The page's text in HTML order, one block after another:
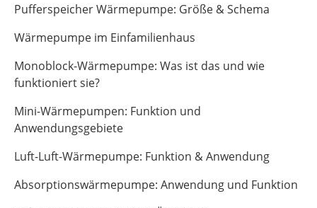
Pufferspeicher Wärmepumpe: Größe & Schema
Wärmepumpe im Einfamilienhaus
Monoblock-Wärmepumpe: Was ist das und wie
funktioniert sie?
Mini-Wärmepumpen: Funktion und
Anwendungsgebiete
Luft-Luft-Wärmepumpe: Funktion & Anwendung
Absorptionswärmepumpe: Anwendung und Funktion